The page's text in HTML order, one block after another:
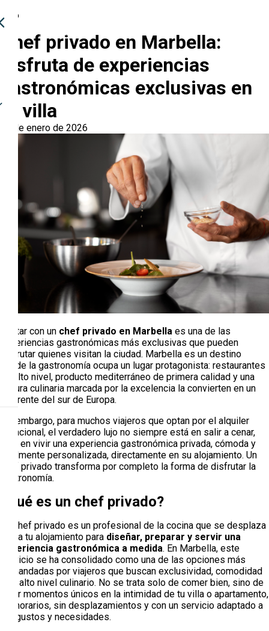
Ocio
Chef privado en Marbella:
disfruta de experiencias
gastronómicas exclusivas en
tu villa
26 de enero de 2026
Contar con un chef privado en Marbella es una de las
experiencias gastronómicas más exclusivas que pueden
disfrutar quienes visitan la ciudad. Marbella es un destino
donde la gastronomía ocupa un lugar protagonista: restaurantes
de alto nivel, producto mediterráneo de primera calidad y una
cultura culinaria marcada por la excelencia la convierten en un
referente del sur de Europa.
Sin embargo, para muchos viajeros que optan por el alquiler
vacacional, el verdadero lujo no siempre está en salir a cenar,
sino en vivir una experiencia gastronómica privada, cómoda y
totalmente personalizada, directamente en su alojamiento. Un
chef privado transforma por completo la forma de disfrutar la
gastronomía.
¿Qué es un chef privado?
Un chef privado es un profesional de la cocina que se desplaza
hasta tu alojamiento para diseñar, preparar y servir una
experiencia gastronómica a medida. En Marbella, este
servicio se ha consolidado como una de las opciones más
demandadas por viajeros que buscan exclusividad, comodidad
y un alto nivel culinario. No se trata solo de comer bien, sino de
crear momentos únicos en la intimidad de tu villa o apartamento,
sin horarios, sin desplazamientos y con un servicio adaptado a
tus gustos y necesidades.